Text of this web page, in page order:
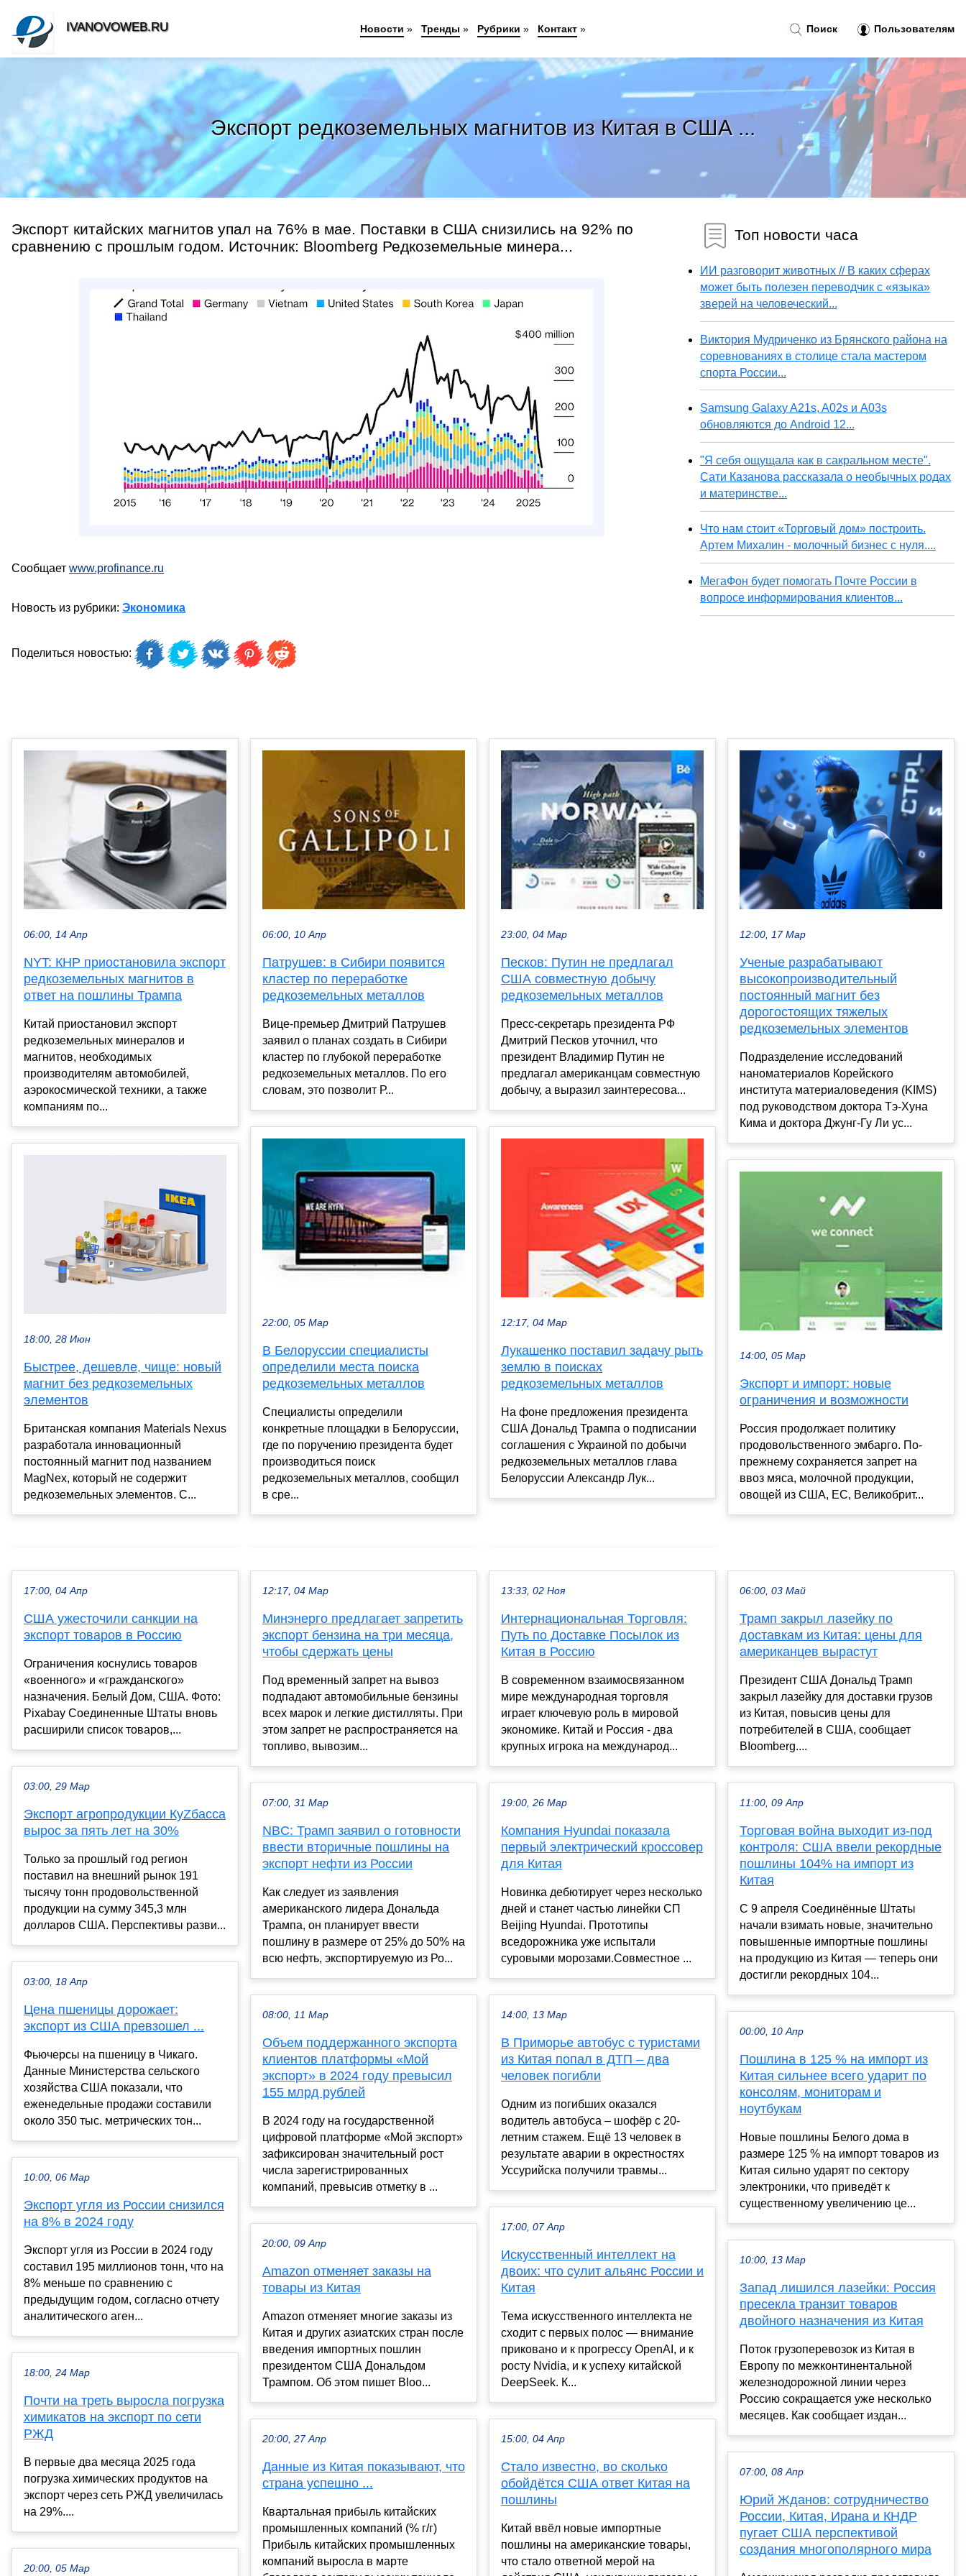
Экспорт редкоземельных магнитов из Китая в США ...
Экспорт китайских магнитов упал на 76% в мае. Поставки в США снизились на 92% по
сравнению с прошлым годом. Источник: Bloomberg Редкоземельные минера...
Сообщает www.profinance.ru
Новость из рубрики: Экономика
Поделиться новостью:
Топ новости часа
ИИ разговорит животных // В каких сферах
может быть полезен переводчик с «языка»
зверей на человеческий...
Виктория Мудриченко из Брянского района на
соревнованиях в столице стала мастером
спорта России...
Samsung Galaxy A21s, A02s и A03s
обновляются до Android 12...
"Я себя ощущала как в сакральном месте".
Сати Казанова рассказала о необычных родах
и материнстве...
Что нам стоит «Торговый дом» построить.
Артем Михалин - молочный бизнес с нуля....
МегаФон будет помогать Почте России в
вопросе информирования клиентов...
06:00, 14 Апр
NYT: КНР приостановила экспорт
редкоземельных магнитов в
ответ на пошлины Трампа
Китай приостановил экспорт
редкоземельных минералов и
магнитов, необходимых
производителям автомобилей,
аэрокосмической техники, а также
компаниям по...
18:00, 28 Июн
Быстрее, дешевле, чище: новый
магнит без редкоземельных
элементов
Британская компания Materials Nexus
разработала инновационный
постоянный магнит под названием
MagNex, который не содержит
редкоземельных элементов. С...
06:00, 10 Апр
Патрушев: в Сибири появится
кластер по переработке
редкоземельных металлов
Вице-премьер Дмитрий Патрушев
заявил о планах создать в Сибири
кластер по глубокой переработке
редкоземельных металлов. По его
словам, это позволит Р...
22:00, 05 Мар
В Белоруссии специалисты
определили места поиска
редкоземельных металлов
Специалисты определили
конкретные площадки в Белоруссии,
где по поручению президента будет
производиться поиск
редкоземельных металлов, сообщил
в сре...
23:00, 04 Мар
Песков: Путин не предлагал
США совместную добычу
редкоземельных металлов
Пресс-секретарь президента РФ
Дмитрий Песков уточнил, что
президент Владимир Путин не
предлагал американцам совместную
добычу, а выразил заинтересова...
12:17, 04 Мар
Лукашенко поставил задачу рыть
землю в поисках
редкоземельных металлов
На фоне предложения президента
США Дональд Трампа о подписании
соглашения с Украиной по добычи
редкоземельных металлов глава
Белоруссии Александр Лук...
12:00, 17 Мар
Ученые разрабатывают
высокопроизводительный
постоянный магнит без
дорогостоящих тяжелых
редкоземельных элементов
Подразделение исследований
наноматериалов Корейского
института материаловедения (KIMS)
под руководством доктора Тэ-Хуна
Кима и доктора Джунг-Гу Ли ус...
14:00, 05 Мар
Экспорт и импорт: новые
ограничения и возможности
Россия продолжает политику
продовольственного эмбарго. По-
прежнему сохраняется запрет на
ввоз мяса, молочной продукции,
овощей из США, ЕС, Великобрит...
17:00, 04 Апр
США ужесточили санкции на
экспорт товаров в Россию
Ограничения коснулись товаров
«военного» и «гражданского»
назначения. Белый Дом, США. Фото:
Pixabay Соединенные Штаты вновь
расширили список товаров,...
03:00, 29 Мар
Экспорт агропродукции КуZбасса
вырос за пять лет на 30%
Только за прошлый год регион
поставил на внешний рынок 191
тысячу тонн продовольственной
продукции на сумму 345,3 млн
долларов США. Перспективы разви...
03:00, 18 Апр
Цена пшеницы дорожает:
экспорт из США превзошел ...
Фьючерсы на пшеницу в Чикаго.
Данные Министерства сельского
хозяйства США показали, что
еженедельные продажи составили
около 350 тыс. метрических тон...
10:00, 06 Мар
Экспорт угля из России снизился
на 8% в 2024 году
Экспорт угля из России в 2024 году
составил 195 миллионов тонн, что на
8% меньше по сравнению с
предыдущим годом, согласно отчету
аналитического аген...
18:00, 24 Мар
Почти на треть выросла погрузка
химикатов на экспорт по сети
РЖД
В первые два месяца 2025 года
погрузка химических продуктов на
экспорт через сеть РЖД увеличилась
на 29%....
20:00, 05 Мар
12:17, 04 Мар
Минэнерго предлагает запретить
экспорт бензина на три месяца,
чтобы сдержать цены
Под временный запрет на вывоз
подпадают автомобильные бензины
всех марок и легкие дистилляты. При
этом запрет не распространяется на
топливо, вывозим...
07:00, 31 Мар
NBC: Трамп заявил о готовности
ввести вторичные пошлины на
экспорт нефти из России
Как следует из заявления
американского лидера Дональда
Трампа, он планирует ввести
пошлину в размере от 25% до 50% на
всю нефть, экспортируемую из Ро...
08:00, 11 Мар
Объем поддержанного экспорта
клиентов платформы «Мой
экспорт» в 2024 году превысил
155 млрд рублей
В 2024 году на государственной
цифровой платформе «Мой экспорт»
зафиксирован значительный рост
числа зарегистрированных
компаний, превысив отметку в ...
20:00, 09 Апр
Amazon отменяет заказы на
товары из Китая
Amazon отменяет многие заказы из
Китая и других азиатских стран после
введения импортных пошлин
президентом США Дональдом
Трампом. Об этом пишет Bloo...
20:00, 27 Апр
Данные из Китая показывают, что
страна успешно ...
Квартальная прибыль китайских
промышленных компаний (% г/г)
Прибыль китайских промышленных
компаний выросла в марте
13:33, 02 Ноя
Интернациональная Торговля:
Путь по Доставке Посылок из
Китая в Россию
В современном взаимосвязанном
мире международная торговля
играет ключевую роль в мировой
экономике. Китай и Россия - два
крупных игрока на международ...
19:00, 26 Мар
Компания Hyundai показала
первый электрический кроссовер
для Китая
Новинка дебютирует через несколько
дней и станет частью линейки СП
Beijing Hyundai. Прототипы
вседорожника уже испытали
суровыми морозами.Совместное ...
14:00, 13 Мар
В Приморье автобус с туристами
из Китая попал в ДТП – два
человек погибли
Одним из погибших оказался
водитель автобуса – шофёр с 20-
летним стажем. Ещё 13 человек в
результате аварии в окрестностях
Уссурийска получили травмы...
17:00, 07 Апр
Искусственный интеллект на
двоих: что сулит альянс России и
Китая
Тема искусственного интеллекта не
сходит с первых полос — внимание
приковано и к прогрессу OpenAI, и к
росту Nvidia, и к успеху китайской
DeepSeek. К...
15:00, 04 Апр
Стало известно, во сколько
обойдётся США ответ Китая на
пошлины
Китай ввёл новые импортные
пошлины на американские товары,
что стало ответной мерой на
06:00, 03 Май
Трамп закрыл лазейку по
доставкам из Китая: цены для
американцев вырастут
Президент США Дональд Трамп
закрыл лазейку для доставки грузов
из Китая, повысив цены для
потребителей в США, сообщает
BIoomberg....
11:00, 09 Апр
Торговая война выходит из-под
контроля: США ввели рекордные
пошлины 104% на импорт из
Китая
С 9 апреля Соединённые Штаты
начали взимать новые, значительно
повышенные импортные пошлины
на продукцию из Китая — теперь они
достигли рекордных 104...
00:00, 10 Апр
Пошлина в 125 % на импорт из
Китая сильнее всего ударит по
консолям, мониторам и
ноутбукам
Новые пошлины Белого дома в
размере 125 % на импорт товаров из
Китая сильно ударят по сектору
электроники, что приведёт к
существенному увеличению це...
10:00, 13 Мар
Запад лишился лазейки: Россия
пресекла транзит товаров
двойного назначения из Китая
Поток грузоперевозок из Китая в
Европу по межконтинентальной
железнодорожной линии через
Россию сокращается уже несколько
месяцев. Как сообщает издан...
07:00, 08 Апр
Юрий Жданов: сотрудничество
России, Китая, Ирана и КНДР
пугает США перспективой
создания многополярного мира
Поиск Пользователям
IVANOVOWEB.RU Новости » Тренды » Рубрики » Контакт »